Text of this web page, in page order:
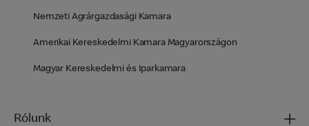
Nemzeti Agrárgazdasági Kamara
Amerikai Kereskedelmi Kamara Magyarországon
Magyar Kereskedelmi és Iparkamara
Rólunk